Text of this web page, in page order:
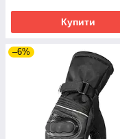
Купити
–6%